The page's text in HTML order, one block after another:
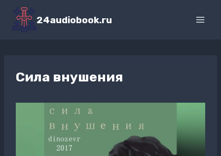
Перейти
содержимому
24audiobook.ru
Сила внушения